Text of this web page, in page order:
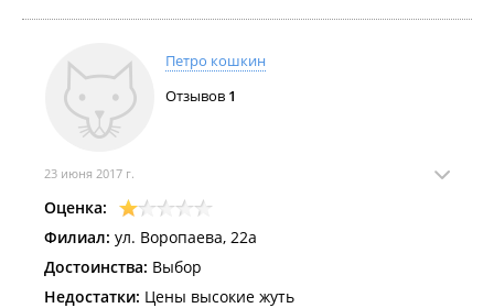
Петро кошкин
Отзывов 1
23 июня 2017 г.
Оценка:
Филиал: ул. Воропаева, 22а
Достоинства: Выбор
Недостатки: Цены высокие жуть